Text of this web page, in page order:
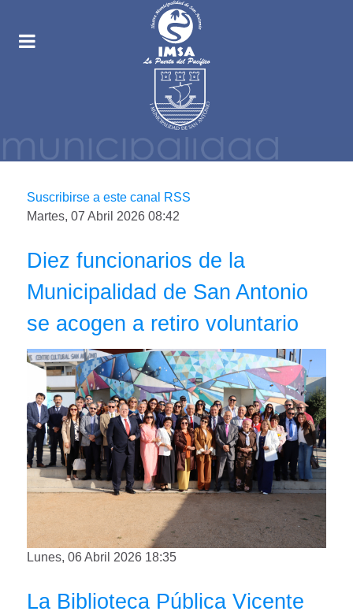
Suscribirse a este canal RSS
Martes, 07 Abril 2026 08:42
Diez funcionarios de la
Municipalidad de San Antonio
se acogen a retiro voluntario
Lunes, 06 Abril 2026 18:35
La Biblioteca Pública Vicente